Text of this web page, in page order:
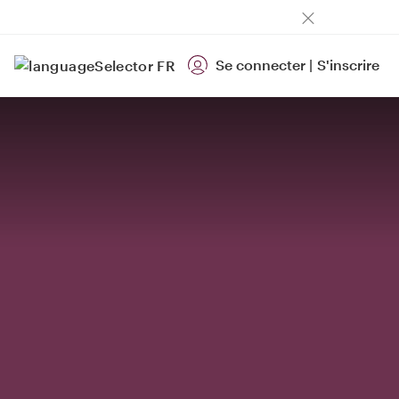
FR Se connecter | S'inscrire